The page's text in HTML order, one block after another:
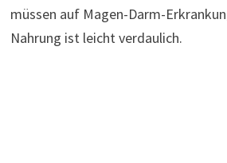
müssen auf Magen-Darm-
Nahrung ist leicht verdaulich.